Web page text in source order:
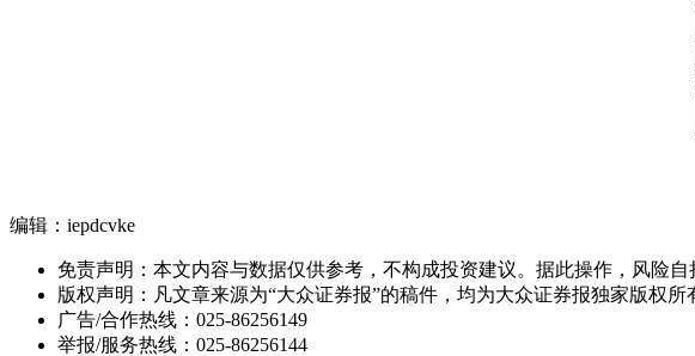
编辑：iepdcvke
免责声明：本文内容与数据仅供参考，不构成投资建议。据此操作，风险自
版权声明：凡文章来源为“大众证券报”的稿件，均为大众证券报独家版权
广告/合作热线：025-86256149
举报/服务热线：025-86256144